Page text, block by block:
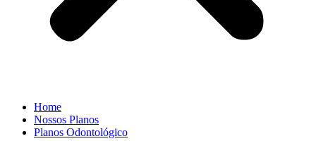
Home
Nossos Planos
Planos Odontológico